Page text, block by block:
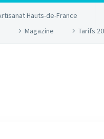
Hauts-de-France
Magazine
Tarifs